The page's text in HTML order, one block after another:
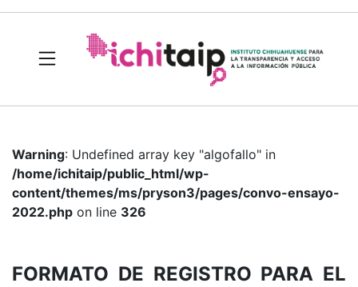
Warning: Undefined array key "algofallo" in
/home/ichitaip/public_html/wp-
content/themes/ms/pryson3/pages/convo-ensayo-
2022.php on line 326
FORMATO DE REGISTRO PARA EL